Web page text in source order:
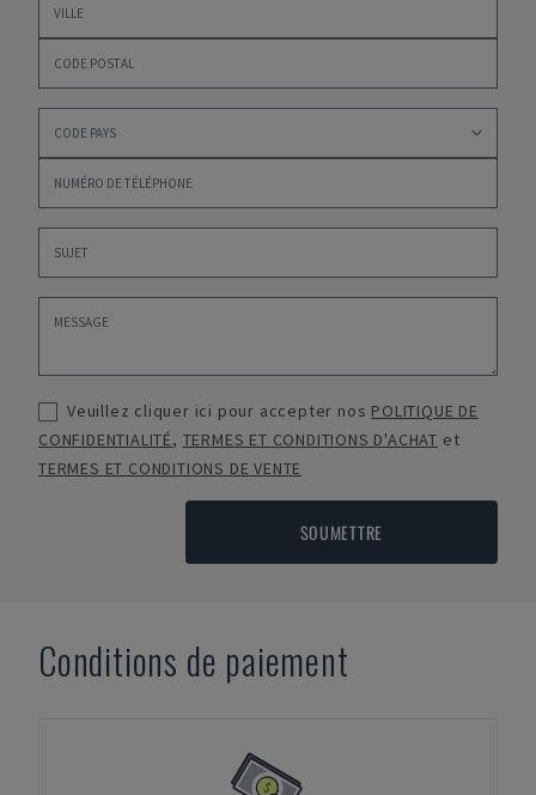
Veuillez cliquer ici pour accepter nos POLITIQUE DE
CONFIDENTIALITÉ, TERMES ET CONDITIONS D'ACHAT et
TERMES ET CONDITIONS DE VENTE
SOUMETTRE
Conditions de paiement